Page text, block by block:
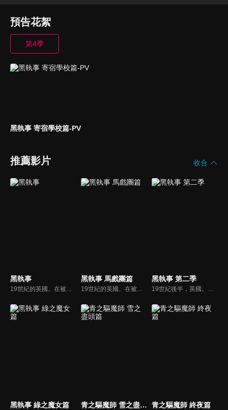
預告花絮
第4季
黑執事 寄宿學校篇-PV
推薦影片 收合
黑執事
19世紀的英國。在被稱為「邪惡貴族」的少年身邊，必定伴隨有一名「執事」的身影。那便是豪門貴族凡多姆海伍家的執事賽巴斯欽。無論是知識、教養、品味、廚藝、武術…他都樣樣精通。即使服侍著13歲的任性主人謝爾，他今天也依然身著漆黑的燕尾服，華麗地將工作收拾完畢。因為他只是一名執事罷了。
黑執事 馬戲團篇
19世紀的英國。在被稱為「邪惡貴族」的少年身邊，必定伴隨有一名「執事」的身影。那便是豪門貴族凡多姆海伍家的執事賽巴斯欽。無論是知識、教養、品味、廚藝、武術…他都樣樣精通。即使服侍著13歲的任性主人謝爾，他今天也依然身著漆黑的燕尾服，華麗地將工作收拾完畢。因為他只是一名執事罷了。
黑執事 第二季
19世紀後半，英國。當年輕領主艾羅斯·特蘭西和他的執事克勞德·浮士德，遇上謝爾·凡多姆海伍和賽巴斯欽·米卡艾利斯時會產生什麼令人期待的故事呢？
黑執事 綠之魔女篇 青之驅魔師 雪之盡頭篇 青之驅魔師 終夜篇